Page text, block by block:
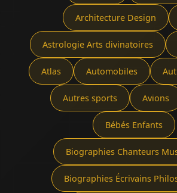
Architecture Design
Astrologie Arts divinatoires
Atlas Automobiles
Autres sports Avions
Bébés Enfants
Biographies Chanteurs
Biographies Écrivains